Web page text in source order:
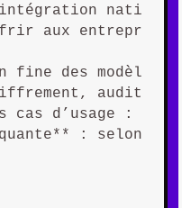
native**
aux
fine des modèles
audit :
cas d’usage :
: selon